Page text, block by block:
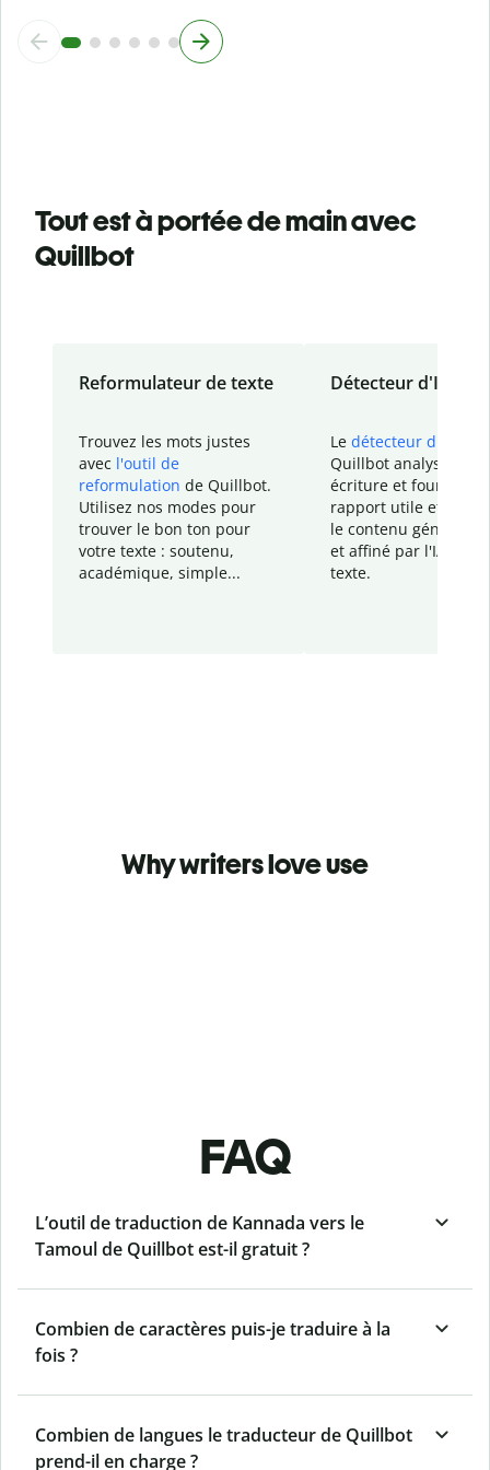
Tout est à portée de main avec
Quillbot
Reformulateur de texte
Trouvez les mots justes
avec l'outil de
reformulation de Quillbot.
Utilisez nos modes pour
trouver le bon ton pour
votre texte : soutenu,
académique, simple...
Détecteur d'IA
Le détecteur d'IA
Quillbot analyse votre
écriture et fournit un
rapport utile et
le contenu généré
et affiné par l'IA
texte.
Why writers love use
FAQ
L’outil de traduction de Kannada vers le
Tamoul de Quillbot est-il gratuit ?
Combien de caractères puis-je traduire à la
fois ?
Combien de langues le traducteur de Quillbot
prend-il en charge ?